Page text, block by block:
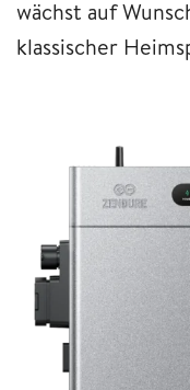
wächst auf
klassischer